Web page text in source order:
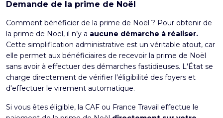
Demande de la prime de Noël
Comment bénéficier de la prime de Noël ? Pour obtenir de
la prime de Noël, il n’y a aucune démarche à réaliser.
Cette simplification administrative est un véritable atout, car
elle permet aux bénéficiaires de recevoir la prime de Noël
sans avoir à effectuer des démarches fastidieuses. L'État se
charge directement de vérifier l'éligibilité des foyers et
d'effectuer le virement automatique.
Si vous êtes éligible, la CAF ou France Travail effectue le